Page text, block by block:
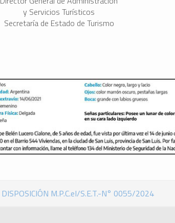
y Servicios Turísticos
Secretaría de Estado de Turismo
DISPOSICIÓN M.P.C.eI/S.E.T.-N° 0055/2024